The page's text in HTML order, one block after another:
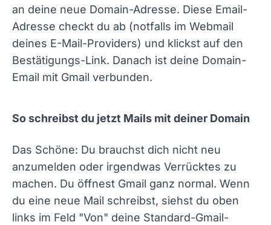
an deine neue Domain-Adresse. Diese Email-
Adresse checkt du ab (notfalls im Webmail
deines E-Mail-Providers) und klickst auf den
Bestätigungs-Link. Danach ist deine Domain-
Email mit Gmail verbunden.
So schreibst du jetzt Mails mit deiner Domain
Das Schöne: Du brauchst dich nicht neu
anzumelden oder irgendwas Verrücktes zu
machen. Du öffnest Gmail ganz normal. Wenn
du eine neue Mail schreibst, siehst du oben
links im Feld "Von" deine Standard-Gmail-